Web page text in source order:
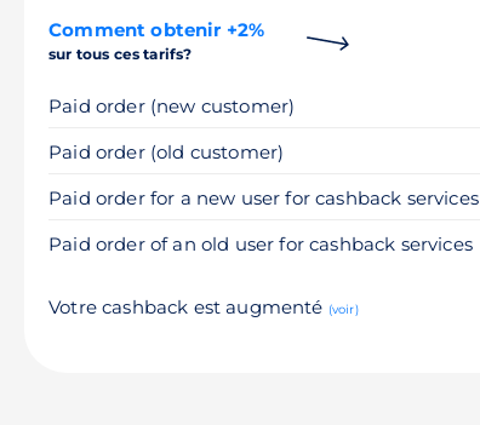
Comment obtenir +2%
sur tous ces tarifs?
Paid order (new customer)
Paid order (old customer)
Paid order for a new user for cashback services
Paid order of an old user for cashback services
Votre cashback est augmenté (voir)